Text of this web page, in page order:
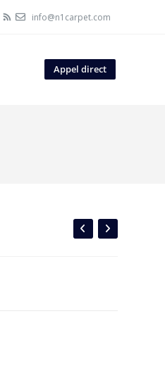
info@n1carpet.com
Appel direct